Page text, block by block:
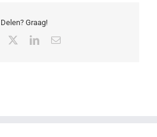
Delen? Graag!
Facebook LinkedIn
E-